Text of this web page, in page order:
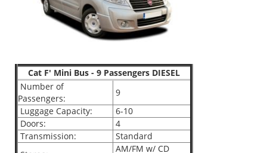
Cat F' Mini Bus - 9 Passengers DIESEL
Number of
Passengers:
9
Luggage Capacity:
6-10
Doors:
4
Transmission:
Standard
AM/FM w/ CD